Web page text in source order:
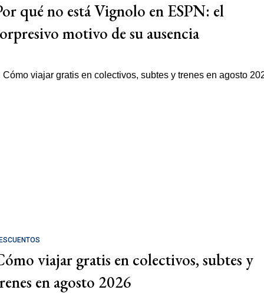
qué no está Vignolo en ESPN: el
motivo de su ausencia
viajar gratis en colectivos, subtes y
en agosto 2026